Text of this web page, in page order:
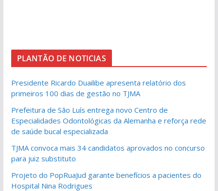
PLANTÃO DE NOTICIAS
Presidente Ricardo Duailibe apresenta relatório dos
primeiros 100 dias de gestão no TJMA
Prefeitura de São Luís entrega novo Centro de
Especialidades Odontológicas da Alemanha e reforça rede
de saúde bucal especializada
TJMA convoca mais 34 candidatos aprovados no concurso
para juiz substituto
Projeto do PopRuaJud garante benefícios a pacientes do
Hospital Nina Rodrigues